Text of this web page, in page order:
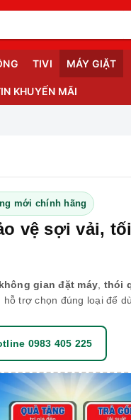
TIVI MÁY GIẶT
KHUYẾN MÃI
mới chính hãng
vệ sợi vải,
không gian đặt máy thói
hỗ trợ chọn đúng loại để
0983 405 225